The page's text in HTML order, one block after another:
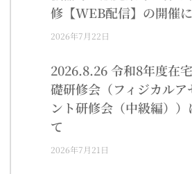
修【WEB配信】の開催
2026年7月22日
2026.8.26 令和8年度在
礎研修会（フィジカルア
ント研修会（中級編））
て
2026年7月21日